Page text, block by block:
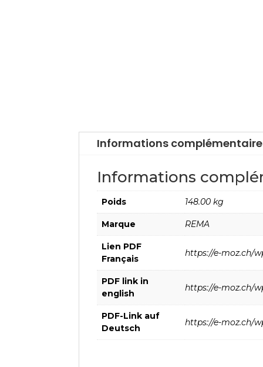
Informations
Informations
Poids 148.00 kg
Marque REMA
Lien PDF
Français
https://e-moz.ch/
PDF link in
english
https://e-moz.ch/
PDF-Link auf
Deutsch
https://e-moz.ch/